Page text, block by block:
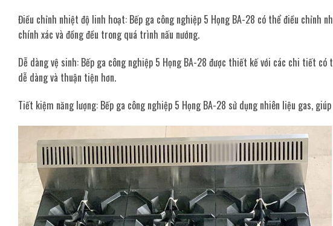
Điều chỉnh nhiệt độ linh hoạt: Bếp ga công nghiệp 5 Họng BA-28 có thể điều chỉnh
chính xác và đồng đều trong quá trình nấu nướng.
Dễ dàng vệ sinh: Bếp ga công nghiệp 5 Họng BA-28 được thiết kế với các chi tiết
dễ dàng và thuận tiện hơn.
Tiết kiệm năng lượng: Bếp ga công nghiệp 5 Họng BA-28 sử dụng nhiên liệu gas,